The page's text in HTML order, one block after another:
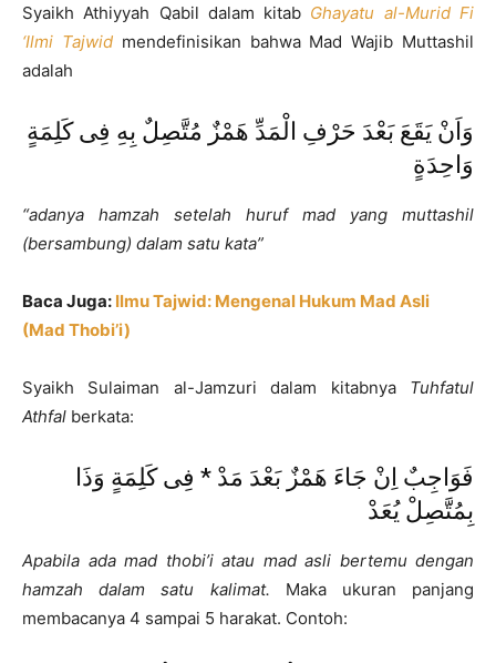
Syaikh Athiyyah Qabil dalam kitab Ghayatu al-Murid Fi
‘Ilmi Tajwidmendefinisikan bahwa Mad Wajib Muttashil
adalah
وَاَنْ يَقَعَ بَعْدَ حَرْفِ الْمَدِّ هَمْزٌ مُتَّصِلٌ بِهِ فِى كَلِمَةٍ
وَاحِدَةٍ
“adanya hamzah setelah huruf mad yang muttashil
(bersambung) dalam satu kata”
Baca Juga: Ilmu Tajwid: Mengenal Hukum Mad Asli
(Mad Thobi’i)
Syaikh Sulaiman al-Jamzuri dalam kitabnya Tuhfatul
Athfal berkata:
فَوَاجِبٌ اِنْ جَاءَ هَمْزٌ بَعْدَ مَدْ * فِى كَلِمَةٍ وَذَا
بِمُتَّصِلْ يُعَدْ
Apabila ada mad thobi’i atau mad asli bertemu dengan
hamzah dalam satu kalimat. Maka ukuran panjang
membacanya 4 sampai 5 harakat. Contoh: